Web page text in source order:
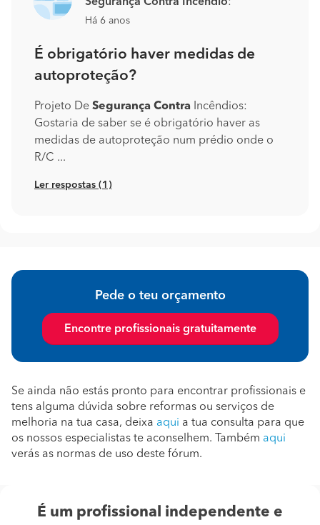
Há 6 anos
É obrigatório haver medidas de
autoproteção?
Projeto De Segurança Contra Incêndios:
Gostaria de saber se é obrigatório haver as
medidas de autoproteção num prédio onde o
R/C ...
Ler respostas (1)
Pede o teu orçamento
Encontre profissionais gratuitamente
Se ainda não estás pronto para encontrar profissionais e
tens alguma dúvida sobre reformas ou serviços de
melhoria na tua casa, deixa aqui a tua consulta para que
os nossos especialistas te aconselhem. Também aqui
verás as normas de uso deste fórum.
É um profissional independente e